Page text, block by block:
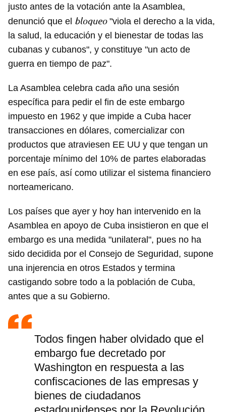
justo antes de la votación ante la Asamblea,
denunció que el bloqueo"viola el derecho a la vida,
la salud, la educación y el bienestar de todas las
cubanas y cubanos", y constituye "un acto de
guerra en tiempo de paz".
La Asamblea celebra cada año una sesión
específica para pedir el fin de este embargo
impuesto en 1962 y que impide a Cuba hacer
transacciones en dólares, comercializar con
productos que atraviesen EE UU y que tengan un
porcentaje mínimo del 10% de partes elaboradas
en ese país, así como utilizar el sistema financiero
norteamericano.
Los países que ayer y hoy han intervenido en la
Asamblea en apoyo de Cuba insistieron en que el
embargo es una medida "unilateral", pues no ha
sido decidida por el Consejo de Seguridad, supone
una injerencia en otros Estados y termina
castigando sobre todo a la población de Cuba,
antes que a su Gobierno.
Todos fingen haber olvidado que el
embargo fue decretado por
Washington en respuesta a las
confiscaciones de las empresas y
bienes de ciudadanos